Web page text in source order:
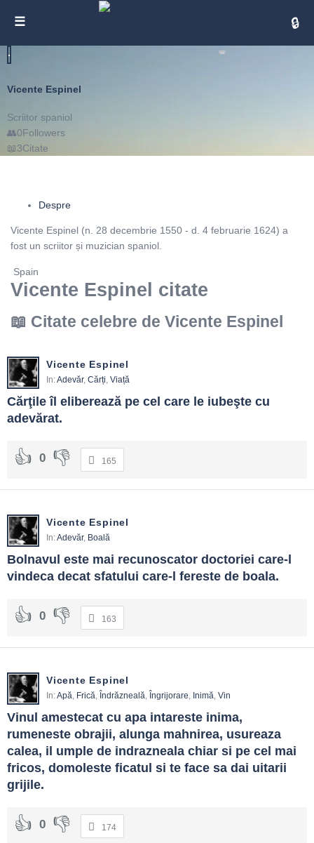
Vicente Espinel
Scriitor spaniol
0Followers
3Citate
Despre
Vicente Espinel (n. 28 decembrie 1550 - d. 4 februarie 1624) a
fost un scriitor și muzician spaniol.
Spain
Vicente Espinel citate
Citate celebre de Vicente Espinel
Vicente Espinel
In:Adevăr, Cărți, Viață
Cărţile îl eliberează pe cel care le iubeşte cu
adevărat.
0 165
Vicente Espinel
In:Adevăr, Boală
Bolnavul este mai recunoscator doctoriei care-l
vindeca decat sfatului care-l fereste de boala.
0 163
Vicente Espinel
In:Apă, Frică, Îndrăzneală, Îngrijorare, Inimă, Vin
Vinul amestecat cu apa intareste inima,
rumeneste obrajii, alunga mahnirea, usureaza
calea, il umple de indrazneala chiar si pe cel mai
fricos, domoleste ficatul si te face sa dai uitarii
grijile.
0 174